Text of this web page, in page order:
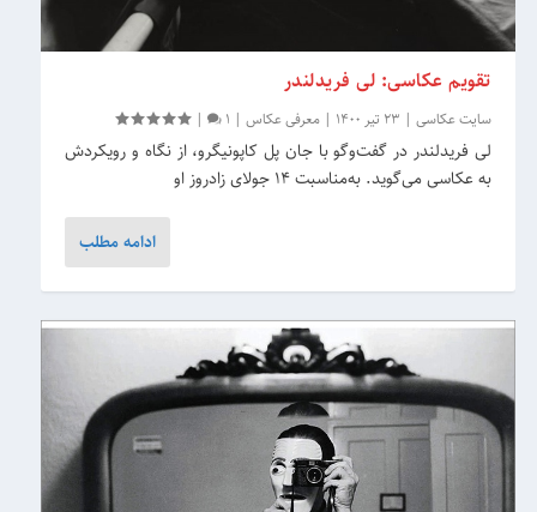
تقویم عکاسی: لی فریدلندر
سایت عکاسی | 23 تیر 1400 |معرفی عکاس |
1
|
لی فریدلندر در گفت‌وگو با جان پل کاپونیگرو، از نگاه و رویکردش
به عکاسی می‌گوید. به‌مناسبت 14 جولای زادروز او
ادامه مطلب